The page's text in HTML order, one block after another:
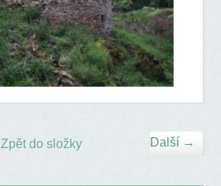
Další →
Zpět do složky